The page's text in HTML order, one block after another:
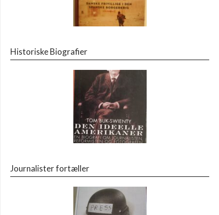
Historiske Biografier
Journalister fortæller